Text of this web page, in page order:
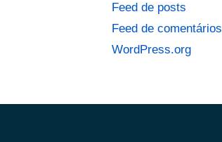
Feed de posts
Feed de comentários
WordPress.org